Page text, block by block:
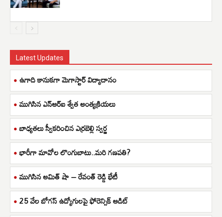
Latest Updates
ఉగాది కానుకగా మెగాస్టార్ విద్యాదానం
ముగిసిన ఎన్ఆర్ఐ శ్వేత అంత్యక్రియలు
బాధ్యతలు స్వీకరించిన ఎర్రబెల్లి స్వర్ణ
భారీగా మావోల లొంగుబాటు..మరి గణపతి?
ముగిసిన అమిత్ షా – రేవంత్ రెడ్డి భేటీ
25 వేల బోగస్ ఉద్యోగులపై ఫోరెన్సిక్ ఆడిట్